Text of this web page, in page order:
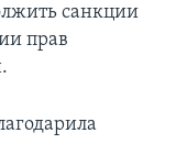
санкции
прав